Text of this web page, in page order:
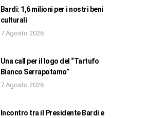
Bardi: 1,6 milioni per i nostri beni
culturali
7 Agosto 2026
Una call per il logo del “Tartufo
Bianco Serrapotamo”
7 Agosto 2026
Incontro tra il Presidente Bardi e